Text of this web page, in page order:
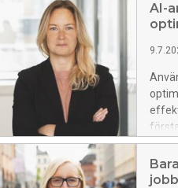
AI-
har